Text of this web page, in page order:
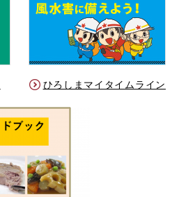
ひろしまマイタイムライン